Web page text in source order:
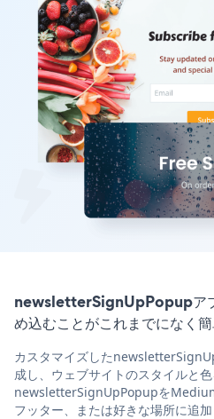
newsletterSignUpPopupア
め込むことがこれまでになく
カスタマイズした
成し、ウェブサイトのスタイルと色
newsletterSignUpPopupを
フッター、または好きな場所に追加